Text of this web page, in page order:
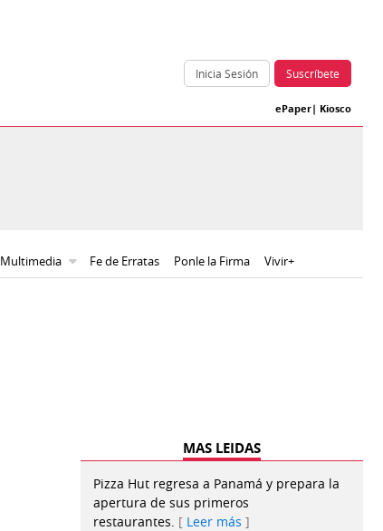
Inicia Sesión Suscríbete
ePaper| Kiosco
Multimedia Fe de Erratas Ponle la Firma Vivir+
MAS LEIDAS
Pizza Hut regresa a Panamá y prepara la
apertura de sus primeros
restaurantes.
Leer más